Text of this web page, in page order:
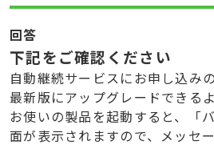
回答
下記をご確認ください
自動継続サービスにお申し込み
最新版にアップグレードできる
お使いの製品を起動すると、「
面が表示されますので、メッセ